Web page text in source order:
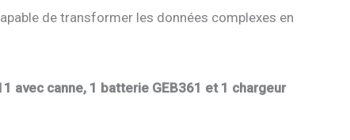
de transformer les données complexes en
avec canne, 1 batterie GEB361 et 1 chargeur